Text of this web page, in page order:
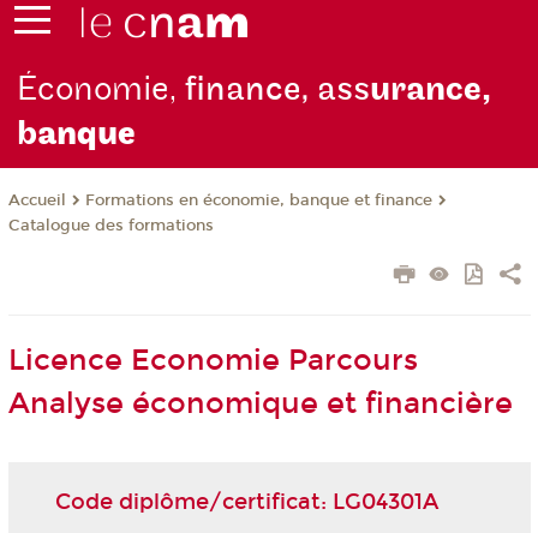
Économie,finance, assurance,
banque
Accueil
Formations en économie, banque et finance
Catalogue des formations
Licence Economie Parcours
Analyse économique et financière
Code diplôme/certificat: LG04301A